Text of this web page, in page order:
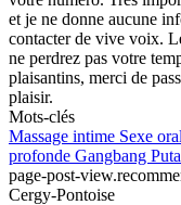
et je ne donne aucune
contacter de vive voix.
ne perdrez pas votre
plaisantins, merci de
plaisir.
Mots-clés
Massage intime Sexe oral
profonde Gangbang
page-post-
Cergy-Pontoise